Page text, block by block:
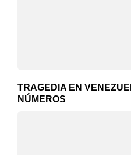
TRAGEDIA EN
NÚMEROS